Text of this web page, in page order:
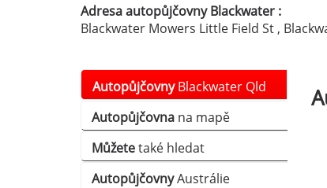
Adresa autopůjčovny Blackwater :
Blackwater Mowers Little Field St ,
AutopůjčovnyBlackwater Qld
Autopůjčovna na mapě
Můžetetaké hledat
AutopůjčovnyAustrálie